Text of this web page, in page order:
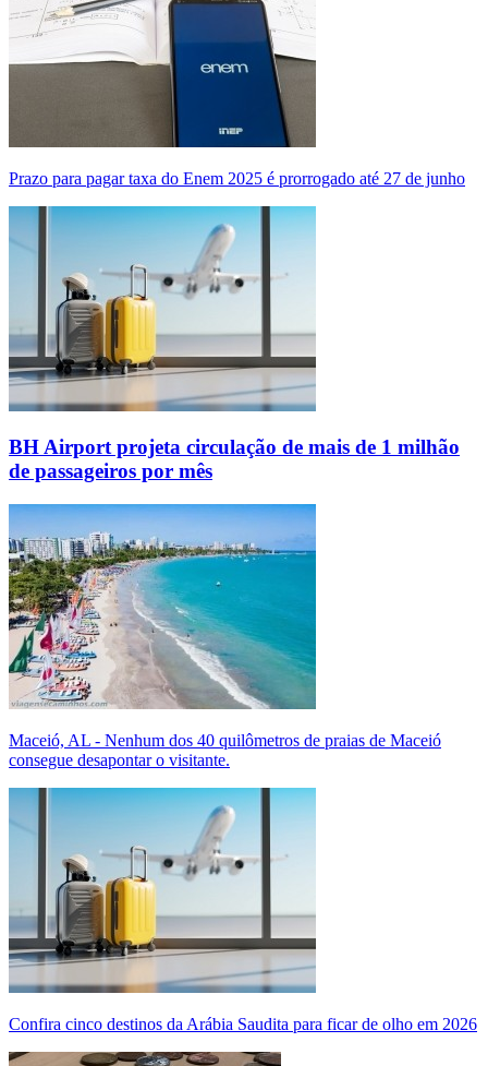
Prazo para pagar taxa do Enem 2025 é prorrogado até 27 de junho
BH Airport projeta circulação de mais de 1 milhão
de passageiros por mês
Maceió, AL - Nenhum dos 40 quilômetros de praias de Maceió
consegue desapontar o visitante.
Confira cinco destinos da Arábia Saudita para ficar de olho em 2026